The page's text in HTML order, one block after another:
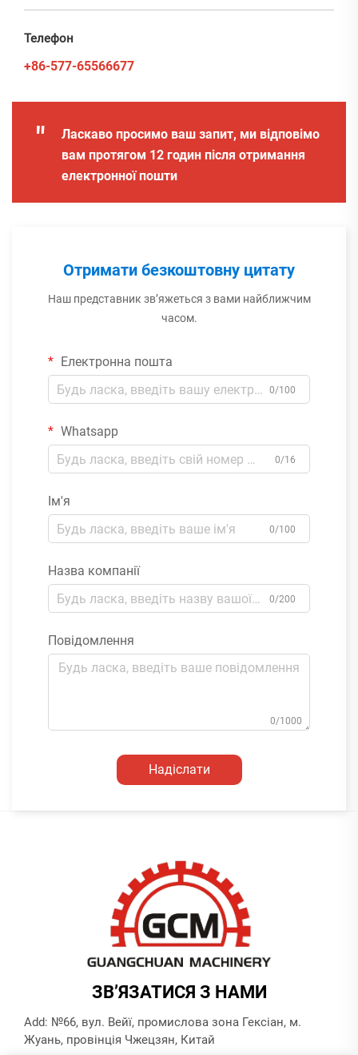
Телефон
+86-577-65566677
"
Ласкаво просимо ваш запит, ми відповімо
вам протягом 12 годин після отримання
електронної пошти
Отримати безкоштовну цитату
Наш представник зв’яжеться з вами найближчим
часом.
Електронна пошта
0/100
Whatsapp
0/16
Ім'я
0/100
Назва компанії
0/200
Повідомлення
0/1000
Надіслати
ЗВ’ЯЗАТИСЯ З НАМИ
Add: №66, вул. Вейї, промислова зона Гексіан, м.
Жуань, провінція Чжецзян, Китай